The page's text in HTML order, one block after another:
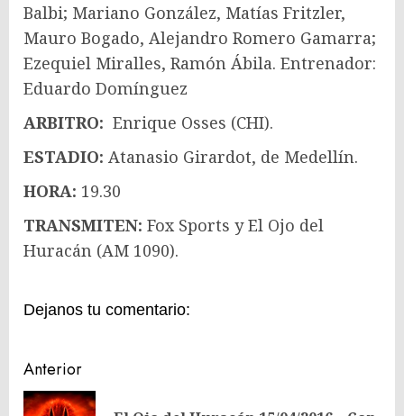
Balbi; Mariano González, Matías Fritzler,
Mauro Bogado, Alejandro Romero Gamarra;
Ezequiel Miralles, Ramón Ábila. Entrenador:
Eduardo Domínguez
ARBITRO: Enrique Osses (CHI).
ESTADIO: Atanasio Girardot, de Medellín.
HORA: 19.30
TRANSMITEN: Fox Sports y El Ojo del
Huracán (AM 1090).
Dejanos tu comentario:
Navegación
de
Anterior